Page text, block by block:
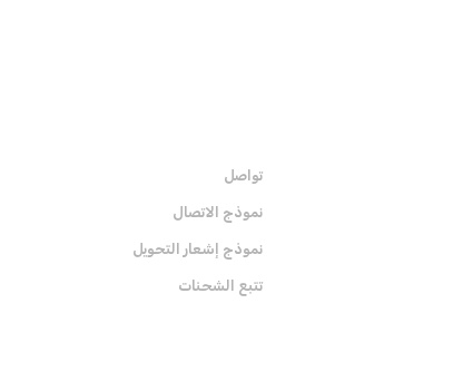
تواصل
نموذج الاتصال
نموذج إشعار التحويل
تتبع الشحنات